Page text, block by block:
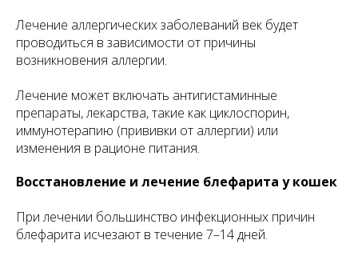
Лечение аллергических заболеваний век будет
проводиться в зависимости от причины
возникновения аллергии.
Лечение может включать антигистаминные
препараты, лекарства, такие как циклоспорин,
иммунотерапию (прививки от аллергии) или
изменения в рационе питания.
Восстановление и лечение блефарита у кошек
При лечении большинство инфекционных причин
блефарита исчезают в течение 7–14 дней.